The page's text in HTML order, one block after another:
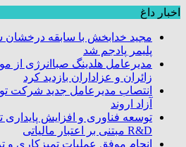
اخبار داغ
مجید خدابخش با سابقه
پلیمر پادجم شد
مدیرعامل هلدینگ صباانرژی از
زائران و عزاداران بازدید کرد
انتصاب مدیرعامل جدید شرکت
آزاد اروند
توسعه فناوری و افزایش پایداری
R&D مبتنی بر اعتبار مالیاتی